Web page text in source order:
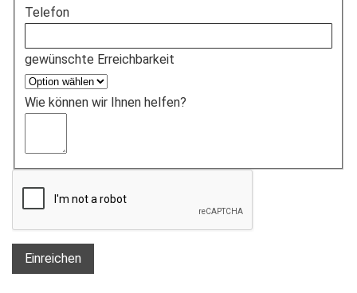
Telefon
gewünschte Erreichbarkeit
Wie können wir Ihnen helfen?
Einreichen